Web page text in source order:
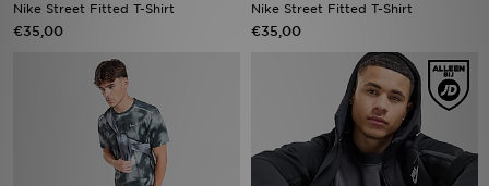
Nike Street Fitted T-Shirt
€35,00
Nike Street Fitted T-Shirt
€35,00
Vacatures